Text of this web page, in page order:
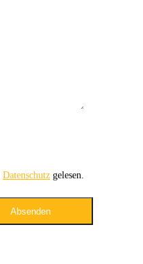
Datenschutz gelesen.
Absenden